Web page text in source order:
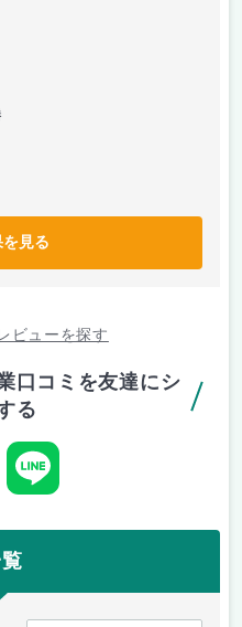
見る
ビューを探す
口コミを友達にシ
る